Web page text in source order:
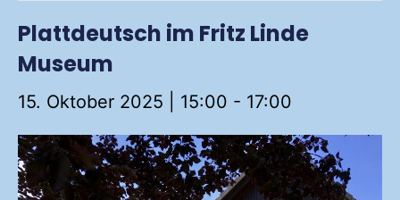
Plattdeutsch im Fritz Linde
Museum
15. Oktober 2025 | 15:00 - 17:00